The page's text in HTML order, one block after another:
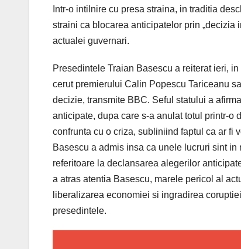
Intr-o intilnire cu presa straina, in traditia
straini ca blocarea anticipatelor prin
actualei guvernari.
Presedintele Traian Basescu a reiterat ieri,
cerut premierului Calin Popescu Tariceanu
decizie, transmite BBC. Seful statului a
anticipate, dupa care s-a anulat totul printr-o
confrunta cu o criza, subliniind faptul ca ar fi
Basescu a admis insa ca unele lucruri sint
referitoare la declansarea alegerilor
a atras atentia Basescu, marele pericol al
liberalizarea economiei si ingradirea
presedintele.